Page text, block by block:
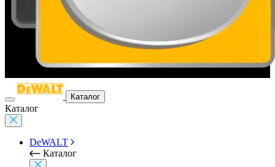
Каталог
Каталог
DeWALT
Каталог